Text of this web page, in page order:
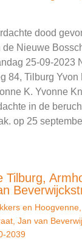
dood
de Nieuwe
25-09-2023
84, Tilburg Yvon
K. Yvonne
in de
op 25
Tilburg,
en Hoogvenne
Jan van
2039